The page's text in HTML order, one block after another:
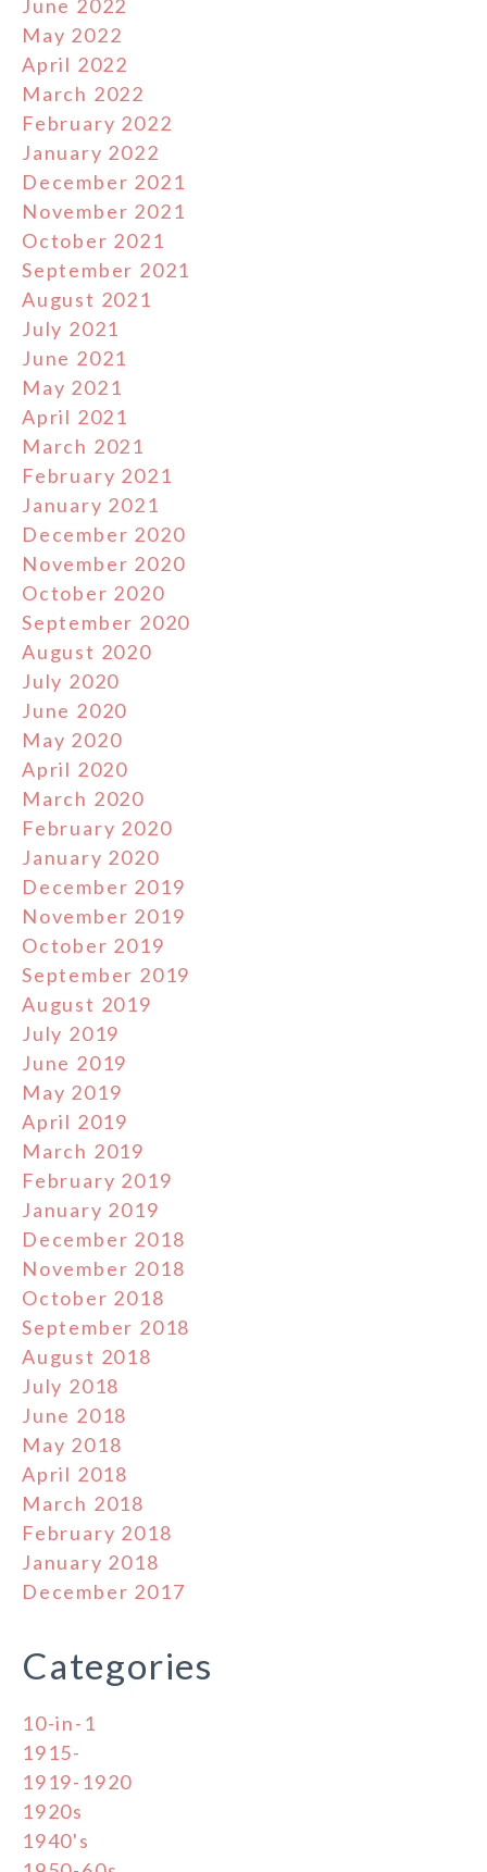
June 2022
May 2022
April 2022
March 2022
February 2022
January 2022
December 2021
November 2021
October 2021
September 2021
August 2021
July 2021
June 2021
May 2021
April 2021
March 2021
February 2021
January 2021
December 2020
November 2020
October 2020
September 2020
August 2020
July 2020
June 2020
May 2020
April 2020
March 2020
February 2020
January 2020
December 2019
November 2019
October 2019
September 2019
August 2019
July 2019
June 2019
May 2019
April 2019
March 2019
February 2019
January 2019
December 2018
November 2018
October 2018
September 2018
August 2018
July 2018
June 2018
May 2018
April 2018
March 2018
February 2018
January 2018
December 2017
Categories
10-in-1
1915-
1919-1920
1920s
1940's